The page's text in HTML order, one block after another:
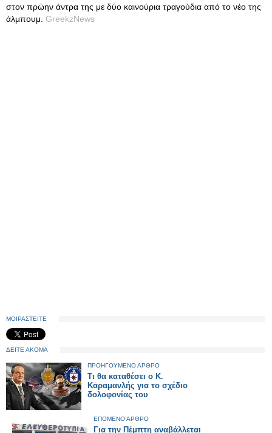
στον πρώην άντρα της με δύο καινούρια τραγούδια από το νέο της
άλμπουμ. GreekzNews
ΜΟΙΡΑΣΤΕΙΤΕ
ΔΕΙΤΕ ΑΚΟΜΑ
ΠΡΟΗΓΟΥΜΕΝΟ ΑΡΘΡΟ
Τι θα καταθέσει ο Κ.
Καραμανλής για το σχέδιο
δολοφονίας του
ΕΠΟΜΕΝΟ ΑΡΘΡΟ
Για την Πέμπτη αναβάλλεται